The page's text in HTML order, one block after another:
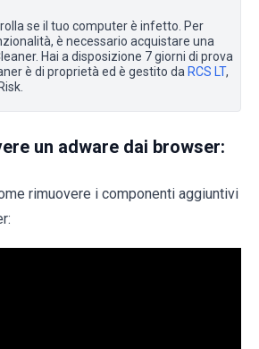
se il tuo computer è infetto. Per
è necessario acquistare una
Hai a disposizione 7 giorni di prova
è di proprietà ed è gestito da RCS LT,
un adware dai browser:
rimuovere i componenti aggiuntivi